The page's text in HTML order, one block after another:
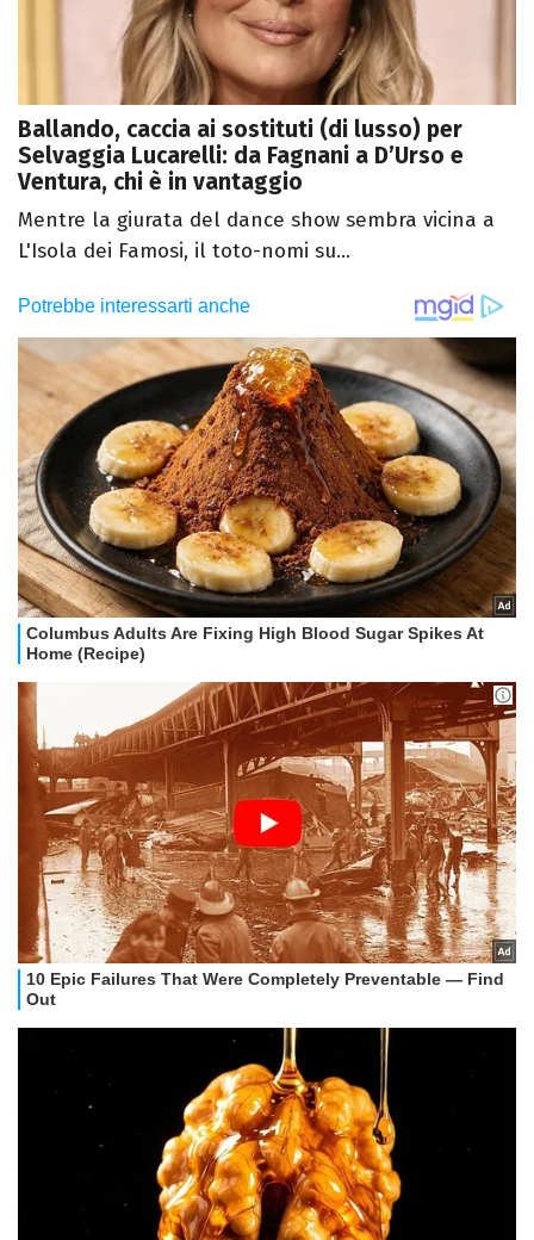
Ballando, caccia ai sostituti (di lusso) per
Selvaggia Lucarelli: da Fagnani a D’Urso e
Ventura, chi è in vantaggio
Mentre la giurata del dance show sembra vicina a
L'Isola dei Famosi, il toto-nomi su...